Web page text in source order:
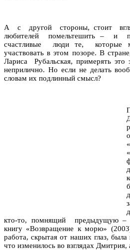
А с другой стороны, стоит
любителей помельтешить – и
счастливые люди те, которые
участвовать в этом позоре. В
Лариса Рубальская, примерять
неприлично. Но если не делать
словам их подлинный смысл?
кто-то, помнящий предыдущую –
книгу «Возвращение к морю»
работа, скрытая от наших глаз,
что изменилось во взглядах